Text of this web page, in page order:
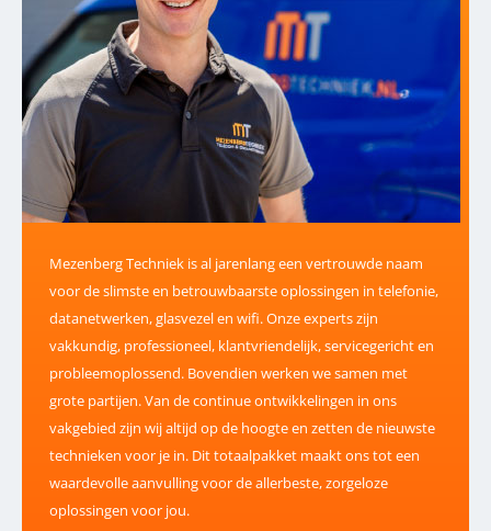
Mezenberg Techniek is al jarenlang een vertrouwde naam
voor de slimste en betrouwbaarste oplossingen in telefonie,
datanetwerken, glasvezel en wifi. Onze experts zijn
vakkundig, professioneel, klantvriendelijk, servicegericht en
probleemoplossend. Bovendien werken we samen met
grote partijen. Van de continue ontwikkelingen in ons
vakgebied zijn wij altijd op de hoogte en zetten de nieuwste
technieken voor je in. Dit totaalpakket maakt ons tot een
waardevolle aanvulling voor de allerbeste, zorgeloze
oplossingen voor jou.